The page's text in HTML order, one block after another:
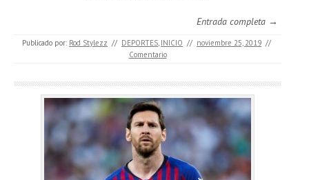
Entrada completa →
Publicado por: Rod Stylezz // DEPORTES, INICIO // noviembre 25, 2019 //
Comentario